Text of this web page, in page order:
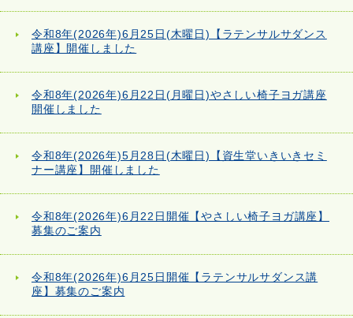
令和8年(2026年)6月25日(木曜日)【ラテンサルサダンス
講座】開催しました
令和8年(2026年)6月22日(月曜日)やさしい椅子ヨガ講座
開催しました
令和8年(2026年)5月28日(木曜日)【資生堂いきいきセミ
ナー講座】開催しました
令和8年(2026年)6月22日開催【やさしい椅子ヨガ講座】
募集のご案内
令和8年(2026年)6月25日開催【ラテンサルサダンス講
座】募集のご案内